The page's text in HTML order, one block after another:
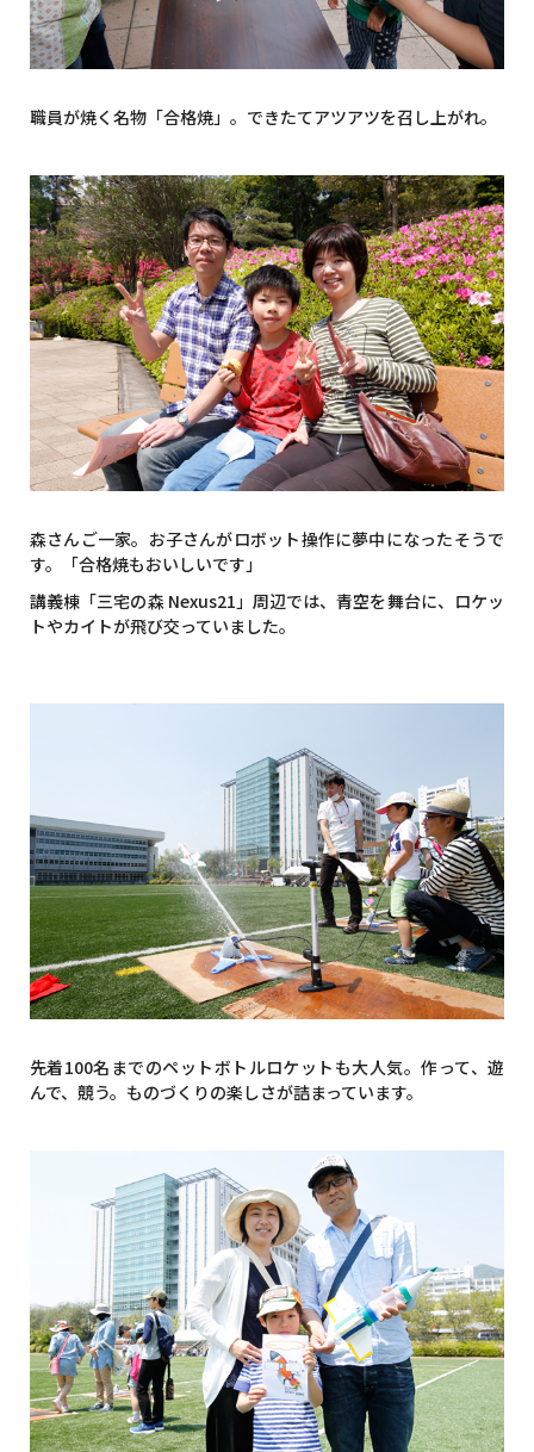
職員が焼く名物「合格焼」。できたてアツアツを召し上がれ。
森さんご一家。お子さんがロボット操作に夢中になったそうで
す。「合格焼もおいしいです」
講義棟「三宅の森 Nexus21」周辺では、青空を舞台に、ロケッ
トやカイトが飛び交っていました。
先着100名までのペットボトルロケットも大人気。作って、遊
んで、競う。ものづくりの楽しさが詰まっています。